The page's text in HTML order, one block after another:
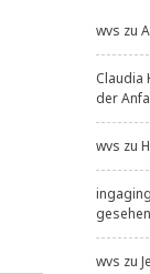
wvs zu
Claudia
der
wvs zu
wvs zu